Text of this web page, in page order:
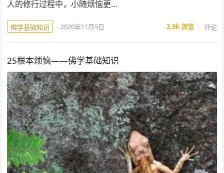
人的修行过程中，小随烦恼更…
佛学基础知识 2020年11月5日 3.9k浏览 评论
25根本烦恼——佛学基础知识